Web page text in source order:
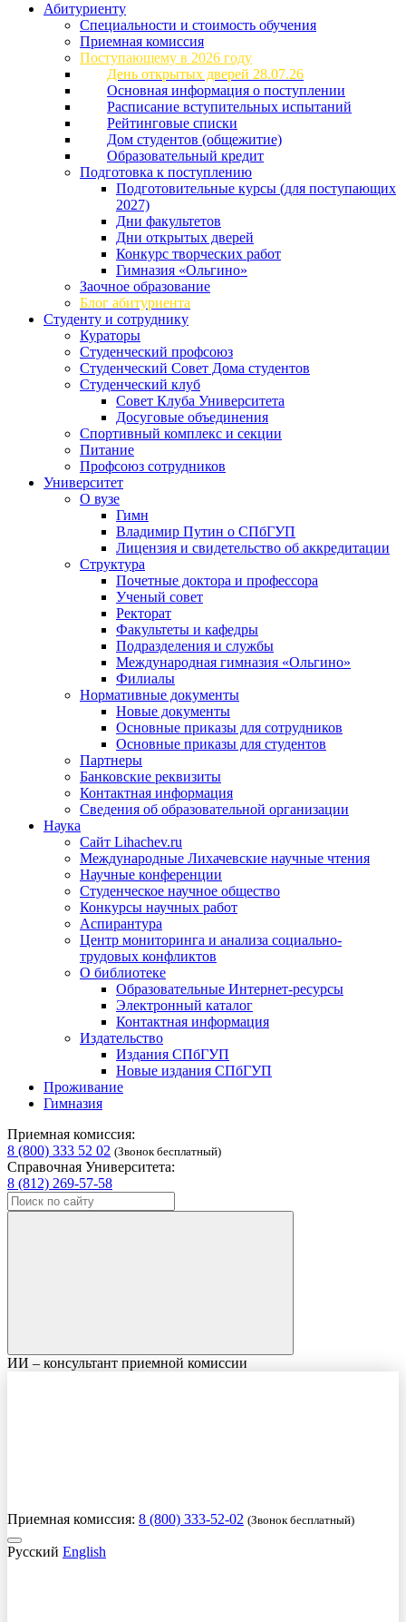
Абитуриенту
Специальности и стоимость обучения
Приемная комиссия
Поступающему в 2026 году
День открытых дверей 28.07.26
Основная информация о поступлении
Расписание вступительных испытаний
Рейтинговые списки
Дом студентов (общежитие)
Образовательный кредит
Подготовка к поступлению
Подготовительные курсы (для поступающих
2027)
Дни факультетов
Дни открытых дверей
Конкурс творческих работ
Гимназия «Ольгино»
Заочное образование
Блог абитуриента
Студенту и сотруднику
Кураторы
Студенческий профсоюз
Студенческий Совет Дома студентов
Студенческий клуб
Совет Клуба Университета
Досуговые объединения
Спортивный комплекс и секции
Питание
Профсоюз сотрудников
Университет
О вузе
Гимн
Владимир Путин о СПбГУП
Лицензия и свидетельство об аккредитации
Структура
Почетные доктора и профессора
Ученый совет
Ректорат
Факультеты и кафедры
Подразделения и службы
Международная гимназия «Ольгино»
Филиалы
Нормативные документы
Новые документы
Основные приказы для сотрудников
Основные приказы для студентов
Партнеры
Банковские реквизиты
Контактная информация
Сведения об образовательной организации
Наука
Сайт Lihachev.ru
Международные Лихачевские научные чтения
Научные конференции
Студенческое научное общество
Конкурсы научных работ
Аспирантура
Центр мониторинга и анализа социально-
трудовых конфликтов
О библиотеке
Образовательные Интернет-ресурсы
Электронный каталог
Контактная информация
Издательство
Издания СПбГУП
Новые издания СПбГУП
Проживание
Гимназия
Приемная комиссия:
8 (800) 333 52 02 (Звонок бесплатный)
Справочная Университета:
8 (812) 269-57-58
ИИ – консультант приемной комиссии
Приемная комиссия: 8 (800) 333-52-02 (Звонок бесплатный)
Русский English